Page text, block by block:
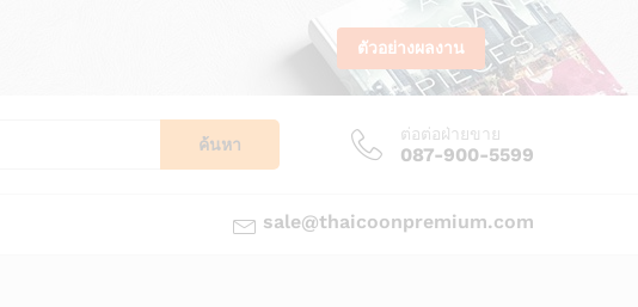
ตัวอย่างผลงาน
ค้นหา
ต่อต่อฝ่ายขาย
087-900-5599
sale@thaicoonpremium.com